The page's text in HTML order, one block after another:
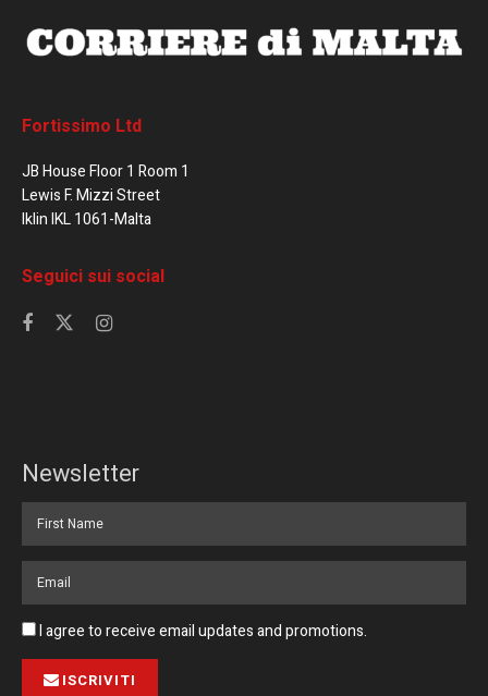
Fortissimo Ltd
JB House Floor 1 Room 1
Lewis F. Mizzi Street
Iklin IKL 1061-Malta
Seguici sui social
Newsletter
I agree to receive email updates and promotions.
ISCRIVITI